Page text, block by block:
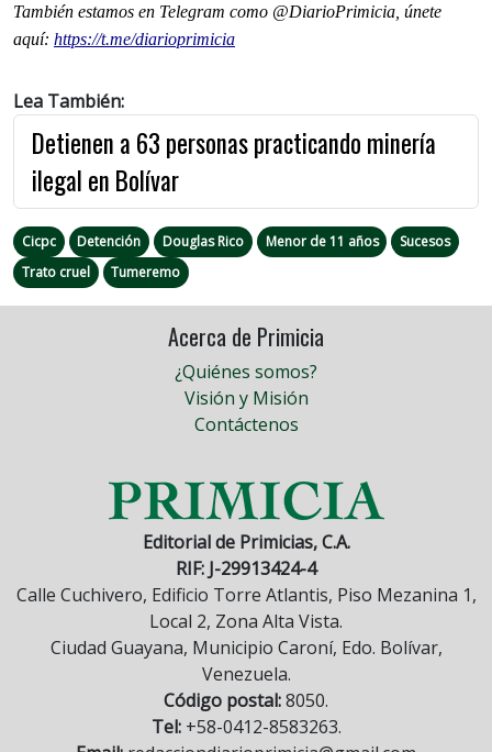
También estamos en Telegram como @DiarioPrimicia, únete
aquí: https://t.me/diarioprimicia
Lea También:
Detienen a 63 personas practicando minería
ilegal en Bolívar
Cicpc Detención Douglas Rico Menor de 11 años
Sucesos
Trato cruel
Tumeremo
Acerca de Primicia
¿Quiénes somos?
Visión y Misión
Contáctenos
Editorial de Primicias, C.A.
RIF: J-29913424-4
Calle Cuchivero, Edificio Torre Atlantis, Piso Mezanina 1,
Local 2, Zona Alta Vista.
Ciudad Guayana, Municipio Caroní, Edo. Bolívar,
Venezuela.
Código postal:8050.
Tel:+58-0412-8583263.